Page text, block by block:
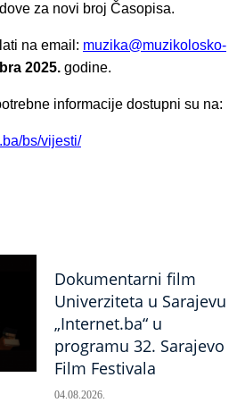
za novi broj Časopisa.
na email: muzika@muzikolosko-
2025. godine.
informacije dostupni su na:
bs/vijesti/
Dokumentarni film
Univerziteta u Sarajevu
„Internet.ba“ u
programu 32. Sarajevo
Film Festivala
04.08.2026.